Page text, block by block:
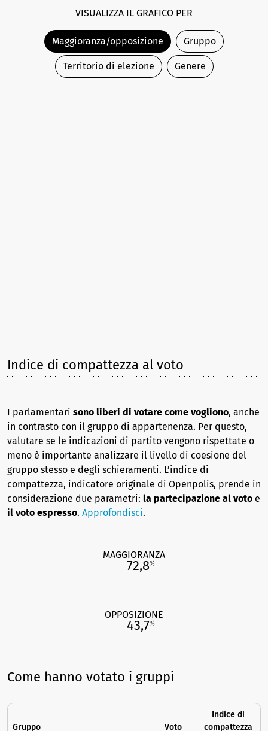
VISUALIZZA IL GRAFICO PER
Maggioranza/opposizione Gruppo
Territorio di elezione Genere
Indice di compattezza al voto
I parlamentari sono liberi di votare come vogliono, anche
in contrasto con il gruppo di appartenenza. Per questo,
valutare se le indicazioni di partito vengono rispettate o
meno è importante analizzare il livello di coesione del
gruppo stesso e degli schieramenti. L’indice di
compattezza, indicatore originale di Openpolis, prende in
considerazione due parametri: la partecipazione al voto e
il voto espresso. Approfondisci.
MAGGIORANZA
72,8%
OPPOSIZIONE
43,7%
Come hanno votato i gruppi
Gruppo Voto
Indice di
compattezza